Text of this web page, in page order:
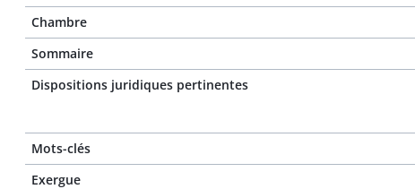
Chambre
Sommaire
Dispositions juridiques pertinentes
Mots-clés
Exergue